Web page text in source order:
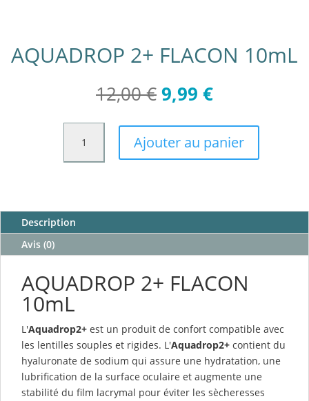
AQUADROP 2+ FLACON 10mL
12,00€Le
prix
initial
était :
12,00 €.
9,99 €Le
actuel
est :
9,99 €.
AQUADROP
10mL
Ajouter au panier
Description
Avis (0)
AQUADROP 2+ FLACON
10mL
L'Aquadrop2+ est un produit de confort compatible avec
les lentilles souples et rigides. L'Aquadrop2+ contient du
hyaluronate de sodium qui assure une hydratation, une
lubrification de la surface oculaire et augmente une
stabilité du film lacrymal pour éviter les sècheresses